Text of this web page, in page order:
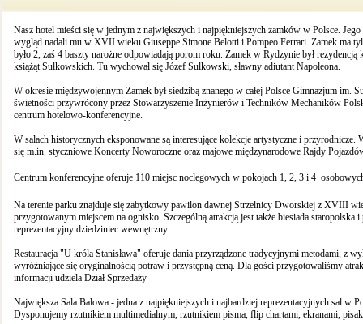
Nasz hotel mieści się w jednym z największych i najpiękniejszych zamków w Polsce.
wygląd nadali mu w XVII wieku Giuseppe Simone Belotti i Pompeo Ferrari. Zamek ma
było 2, zaś 4 baszty narożne odpowiadają porom roku. Zamek w Rydzynie był rezydencją
książąt Sułkowskich. Tu wychował się Józef Sułkowski, sławny adiutant Napoleona.
W okresie międzywojennym Zamek był siedzibą znanego w całej Polsce Gimnazjum im.
świetności przywrócony przez Stowarzyszenie Inżynierów i Techników Mechaników
centrum hotelowo-konferencyjne.
W salach historycznych eksponowane są interesujące kolekcje artystyczne i
się m.in. styczniowe Koncerty Noworoczne oraz majowe międzynarodowe Rajdy
Centrum konferencyjne oferuje 110 miejsc noclegowych w pokojach 1, 2, 3 i 4 
Na terenie parku znajduje się zabytkowy pawilon dawnej Strzelnicy Dworskiej z XVIII
przygotowanym miejscem na ognisko. Szczególną atrakcją jest także biesiada
reprezentacyjny dziedziniec wewnętrzny.
Restauracja "U króla Stanisława" oferuje dania przyrządzone tradycyjnymi metodami, z
wyróżniające się oryginalnością potraw i przystępną ceną. Dla gości przygotowaliśmy
informacji udziela Dział Sprzedaży
Największa Sala Balowa - jedna z najpiękniejszych i najbardziej reprezentacyjnych sal w
Dysponujemy rzutnikiem multimedialnym, rzutnikiem pisma, flip chartami, ekranami,